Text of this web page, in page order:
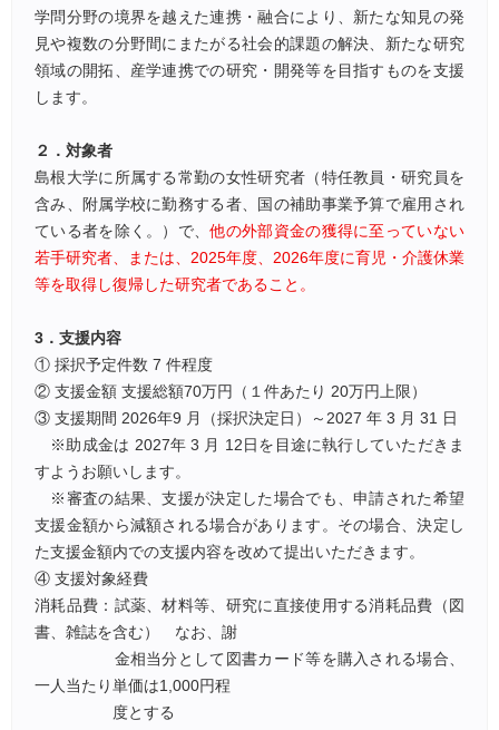
学問分野の境界を越えた連携・融合により、新たな知見の発
見や複数の分野間にまたがる社会的課題の解決、新たな研究
領域の開拓、産学連携での研究・開発等を目指すものを支援
します。
２．対象者
島根大学に所属する常勤の女性研究者（特任教員・研究員を
含み、附属学校に勤務する者、国の補助事業予算で雇用され
ている者を除く。）で、他の外部資金の獲得に至っていない
若手研究者、または、2025年度、2026年度に育児・介護休業
等を取得し復帰した研究者であること。
3．支援内容
① 採択予定件数 7 件程度
② 支援金額 支援総額70万円（１件あたり 20万円上限）
③ 支援期間 2026年9 月（採択決定日）～2027 年 3 月 31 日
※助成金は 2027年 3 月 12日を目途に執行していただきま
すようお願いします。
※審査の結果、支援が決定した場合でも、申請された希望
支援金額から減額される場合があります。その場合、決定し
た支援金額内での支援内容を改めて提出いただきます。
④ 支援対象経費
消耗品費：試薬、材料等、研究に直接使用する消耗品費（図
書、雑誌を含む） なお、謝
金相当分として図書カード等を購入される場合、
一人当たり単価は1,000円程
度とする